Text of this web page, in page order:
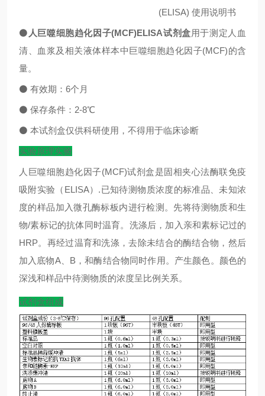
(ELISA) 使用说明书
⚫ 人巨噬细胞趋化因子(MCF)ELISA试剂盒用于测定人血
清、血浆及相关液体样本中巨噬细胞趋化因子(MCF)的含
量。
⚫ 有效期： 6个月
⚫ 保存条件： 2-8℃
⚫ 本试剂盒仅供科研使用，不得用于临床诊断
实验原理实验
人巨噬细胞趋化因子(MCF)试剂盒是固相夹心法酶联免疫
吸附实验（ELISA）.已知待测物质浓度的标准品、未知浓
度的样品加入微孔酶标板内进行检测。先将待测物质和生
物/素标记的抗体同时温育。洗涤后，加入亲和素标记过的
HRP。再经过温育和洗涤，去除未结合的酶结合物，然后
加入底物A、B，和酶结合物同时作用。产生颜色。颜色的
深浅和样品中待测物质的浓度呈比例关系。
试剂盒组成